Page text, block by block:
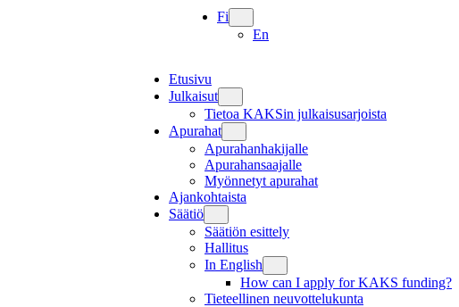
Fi
En
Etusivu
Julkaisut
Tietoa KAKSin julkaisusarjoista
Apurahat
Apurahanhakijalle
Apurahansaajalle
Myönnetyt apurahat
Ajankohtaista
Säätiö
Säätiön esittely
Hallitus
In English
How can I apply for KAKS funding?
Tieteellinen neuvottelukunta